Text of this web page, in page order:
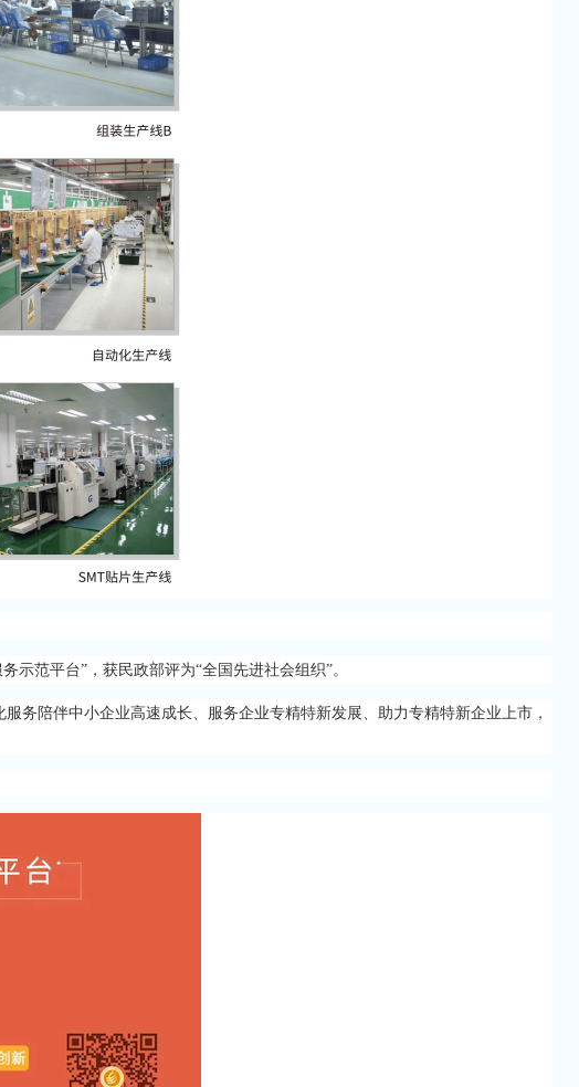
示范平台”，获民政部评为“全国先进社会组织”。
务陪伴中小企业高速成长、服务企业专精特新发展、助力专精特新企业上市，